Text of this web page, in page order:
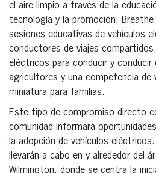
el aire limpio a través de la
tecnología y la promoción. Breathe
sesiones educativas de vehículos
conductores de viajes
eléctricos para conducir y conducir
agricultores y una competencia de
miniatura para familias.
Este tipo de compromiso directo
comunidad informará
la adopción de vehículos
llevarán a cabo en y alrededor del
Wilmington, donde se centra la